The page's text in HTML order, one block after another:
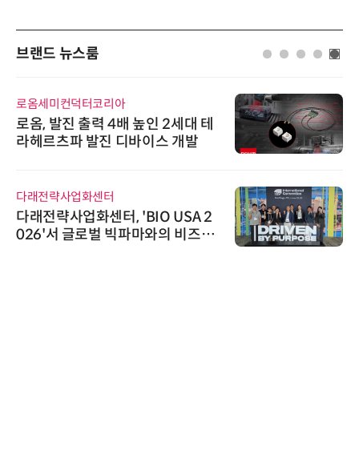
브랜드 뉴스룸
로옴세미컨덕터코리아
로옴, 발진 출력 4배 높인 2세대 테
라헤르츠파 발진 디바이스 개발
다래전략사업화센터
다래전략사업화센터, 'BIO USA 2
026'서 글로벌 빅파마와의 비즈니